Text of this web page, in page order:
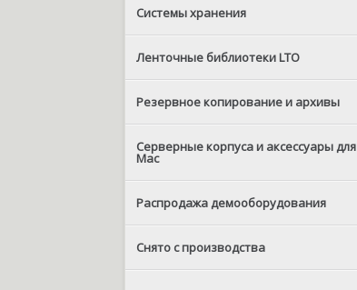
Системы хранения
Ленточные библиотеки LTO
Резервное копирование и архивы
Серверные корпуса и аксессуары для
Mac
Распродажа демооборудования
Снято с производства